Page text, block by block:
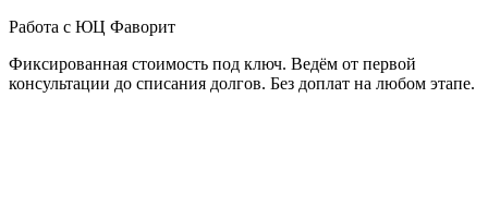
Работа с ЮЦ Фаворит
Фиксированная стоимость под ключ. Ведём от первой
консультации до списания долгов. Без доплат на любом этапе.